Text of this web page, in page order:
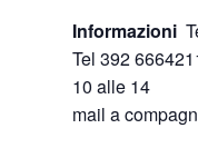
Informazioni
Tel 392
10 alle 14
mail a